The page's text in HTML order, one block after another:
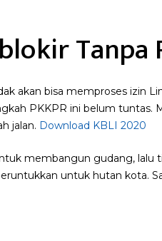
Tanpa
akan bisa memproses izin
PKKPR ini belum tuntas.
jalan. Download KBLI 2020
membangun gudang, lalu
untuk hutan kota.